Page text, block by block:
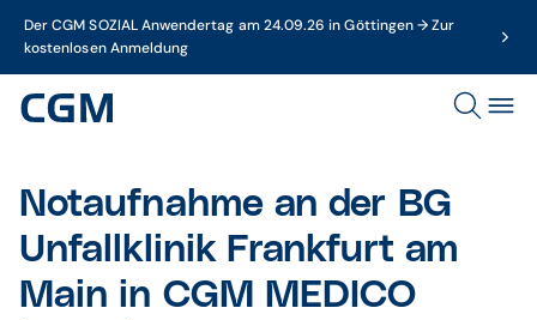
Der CGM SOZIAL Anwendertag am 24.09.26 in Göttingen → Zur
kostenlosen Anmeldung
Notauf­nahme an der BG
Unfall­klinik Frank­furt am
Main in CGM MEDICO